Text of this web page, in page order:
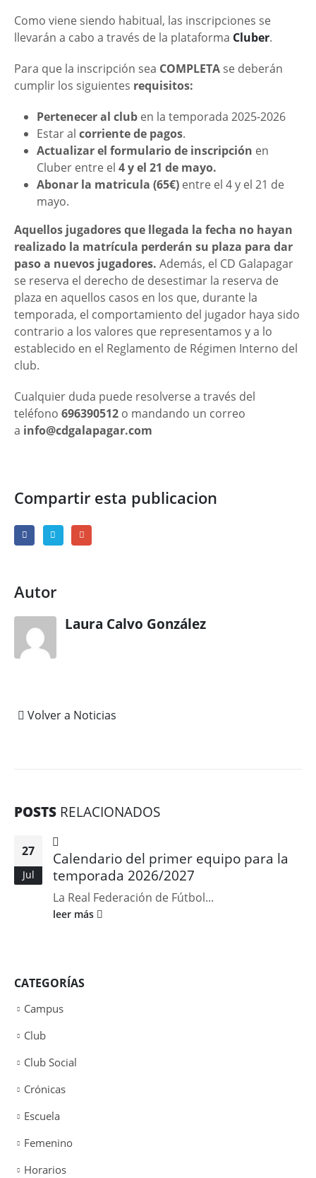
Como viene siendo habitual, las inscripciones se
llevarán a cabo a través de la plataforma Cluber.
Para que la inscripción sea COMPLETA se deberán
cumplir los siguientes requisitos:
Pertenecer al club en la temporada 2025-2026
Estar al corriente de pagos.
Actualizar el formulario de inscripción en
Cluber entre el 4 y el 21 de mayo.
Abonar la matricula (65€) entre el 4 y el 21 de
mayo.
Aquellos jugadores que llegada la fecha no hayan
realizado la matrícula perderán su plaza para dar
paso a nuevos jugadores. Además, el CD Galapagar
se reserva el derecho de desestimar la reserva de
plaza en aquellos casos en los que, durante la
temporada, el comportamiento del jugador haya sido
contrario a los valores que representamos y a lo
establecido en el Reglamento de Régimen Interno del
club.
Cualquier duda puede resolverse a través del
teléfono 696390512 o mandando un correo
a info@cdgalapagar.com
Compartir esta publicacion
Autor
Laura Calvo González
Volver a Noticias
POSTS RELACIONADOS
27
Jul
Calendario del primer equipo para la
temporada 2026/2027
La Real Federación de Fútbol...
leer más
CATEGORÍAS
Campus
Club
Club Social
Crónicas
Escuela
Femenino
Horarios